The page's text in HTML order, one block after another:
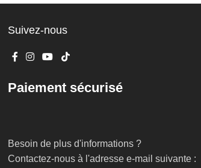
Suivez-nous
Paiement sécurisé
Besoin de plus d'informations ?
Contactez-nous à l'adresse e-mail suivante :